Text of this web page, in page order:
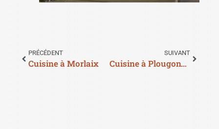
PRÉCÉDENT
Cuisine à Morlaix
SUIVANT
Cuisine à Plougonven